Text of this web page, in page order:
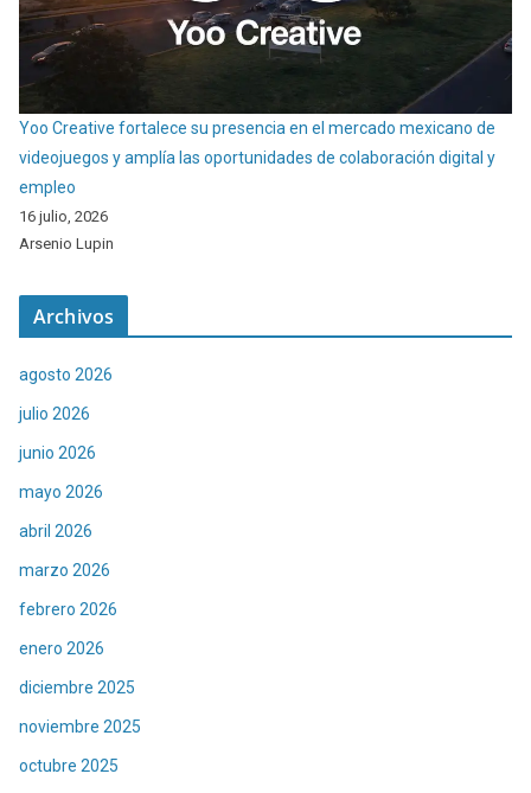
Yoo Creative fortalece su presencia en el mercado mexicano de
videojuegos y amplía las oportunidades de colaboración digital y
empleo
16 julio, 2026
Arsenio Lupin
Archivos
agosto 2026
julio 2026
junio 2026
mayo 2026
abril 2026
marzo 2026
febrero 2026
enero 2026
diciembre 2025
noviembre 2025
octubre 2025